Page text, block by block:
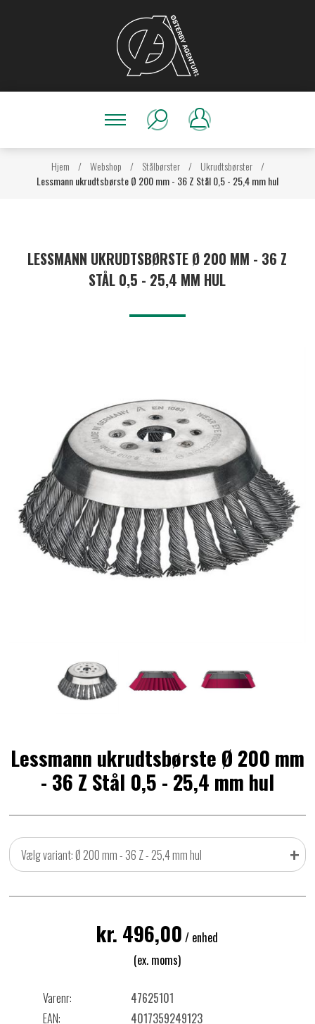
Hjem / Webshop / Stålbørster / Ukrudtsbørster /
Lessmann ukrudtsbørste Ø 200 mm - 36 Z Stål 0,5 - 25,4 mm hul
LESSMANN UKRUDTSBØRSTE Ø 200 MM - 36 Z
STÅL 0,5 - 25,4 MM HUL
Lessmann ukrudtsbørste Ø 200 mm
- 36 Z Stål 0,5 - 25,4 mm hul
Vælg variant: Ø 200 mm - 36 Z - 25,4 mm hul +
kr. 496,00 / enhed
(ex. moms)
Varenr:
47625101
EAN:
4017359249123